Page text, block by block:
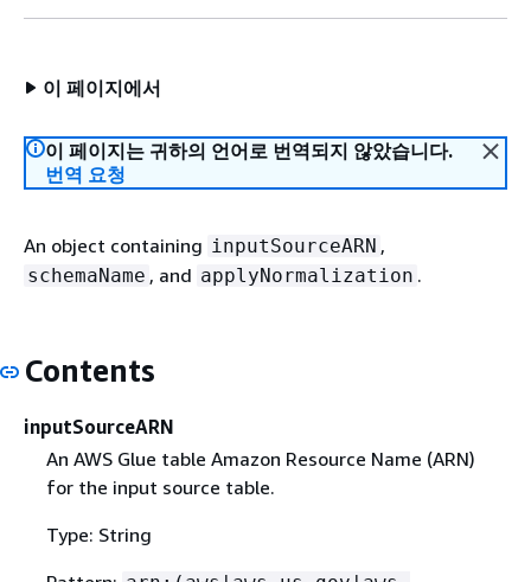
이 페이지에서
이 페이지는 귀하의 언어로 번역되지 않았습니다.
번역 요청
An object containing inputSourceARN ,
schemaName , and applyNormalization .
Contents
inputSourceARN
An AWS Glue table Amazon Resource Name (ARN)
for the input source table.
Type: String